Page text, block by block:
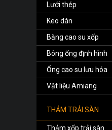
Lưới thép
Keo dán
Băng cao su xốp
Bông ống định hình
Ống cao su lưu hóa
Vật liệu Amiang
THẢM TRẢI SÀN
Thảm xốp trải sàn